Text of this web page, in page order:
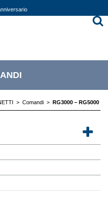
> Comandi > RG3000 – RG5000